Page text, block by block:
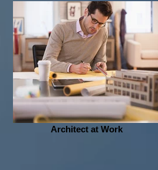
Architect at Work